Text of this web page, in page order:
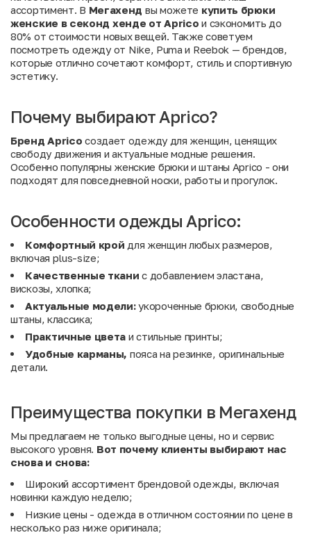
ассортимент. В Мегахенд вы можете купить брюки
женские в секонд хенде от Aprico и сэкономить до
80% от стоимости новых вещей. Также советуем
посмотреть одежду от Nike, Puma и Reebok — брендов,
которые отлично сочетают комфорт, стиль и спортивную
эстетику.
Почему выбирают Aprico?
Бренд Apricoсоздает одежду для женщин, ценящих
свободу движения и актуальные модные решения.
Особенно популярны женские брюки и штаны Aprico - они
подходят для повседневной носки, работы и прогулок.
Особенности одежды Aprico:
Комфортный крой для женщин любых размеров,
включая plus-size;
Качественные ткани с добавлением эластана,
вискозы, хлопка;
Актуальные модели:укороченные брюки, свободные
штаны, классика;
Практичные цвета и стильные принты;
Удобные карманы, пояса на резинке, оригинальные
детали.
Преимущества покупки в Мегахенд
Мы предлагаем не только выгодные цены, но и сервис
высокого уровня. Вот почему клиенты выбирают нас
снова и снова:
Широкий ассортимент брендовой одежды, включая
новинки каждую неделю;
Низкие цены - одежда в отличном состоянии по цене в
несколько раз ниже оригинала;